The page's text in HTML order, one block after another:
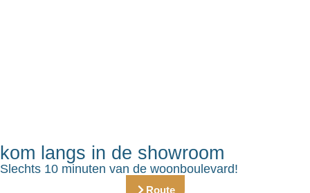
kom langs in de showroom
Slechts 10 minuten van de woonboulevard!
Route